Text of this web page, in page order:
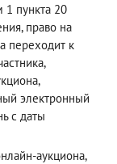
1 пункта 20
право на
переходит к
электронный
с даты
аукциона,